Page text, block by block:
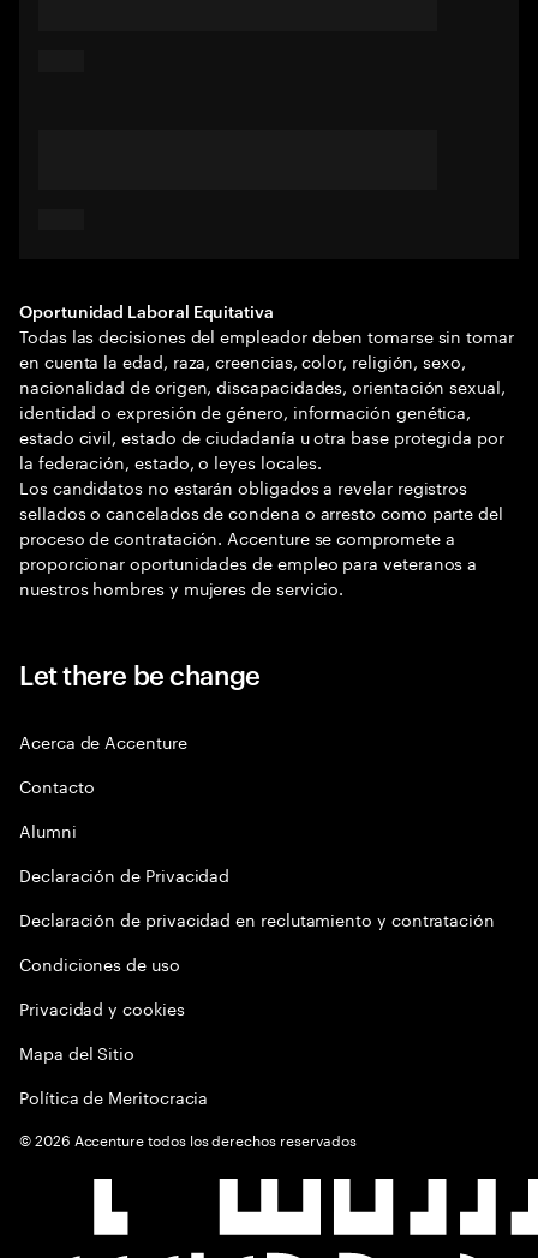
Oportunidad Laboral Equitativa
Todas las decisiones del empleador deben tomarse sin tomar
en cuenta la edad, raza, creencias, color, religión, sexo,
nacionalidad de origen, discapacidades, orientación sexual,
identidad o expresión de género, información genética,
estado civil, estado de ciudadanía u otra base protegida por
la federación, estado, o leyes locales.
Los candidatos no estarán obligados a revelar registros
sellados o cancelados de condena o arresto como parte del
proceso de contratación. Accenture se compromete a
proporcionar oportunidades de empleo para veteranos a
nuestros hombres y mujeres de servicio.
Let there be change
Acerca de Accenture
Contacto
Alumni
Declaración de Privacidad
Declaración de privacidad en reclutamiento y contratación
Condiciones de uso
Privacidad y cookies
Mapa del Sitio
Política de Meritocracia
©2026 Accenture todos los derechos reservados